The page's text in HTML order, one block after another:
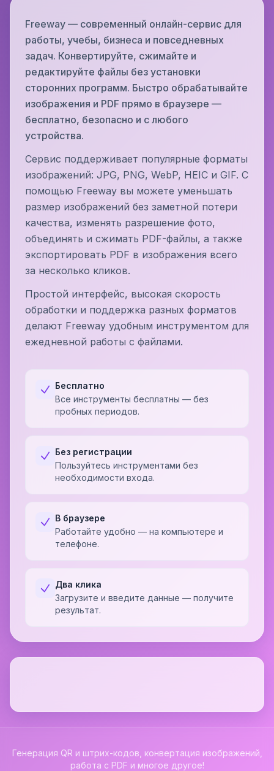
Freeway — современный онлайн-сервис для
работы, учебы, бизнеса и повседневных
задач. Конвертируйте, сжимайте и
редактируйте файлы без установки
сторонних программ. Быстро обрабатывайте
изображения и PDF прямо в браузере —
бесплатно, безопасно и с любого
устройства.
Сервис поддерживает популярные форматы
изображений: JPG, PNG, WebP, HEIC и GIF. С
помощью Freeway вы можете уменьшать
размер изображений без заметной потери
качества, изменять разрешение фото,
объединять и сжимать PDF-файлы, а также
экспортировать PDF в изображения всего
за несколько кликов.
Простой интерфейс, высокая скорость
обработки и поддержка разных форматов
делают Freeway удобным инструментом для
ежедневной работы с файлами.
Бесплатно
Все инструменты бесплатны — без
пробных периодов.
Без регистрации
Пользуйтесь инструментами без
необходимости входа.
В браузере
Работайте удобно — на компьютере и
телефоне.
Два клика
Загрузите и введите данные — получите
результат.
Генерация QR и штрих-кодов, конвертация изображений,
работа с PDF и многое другое!